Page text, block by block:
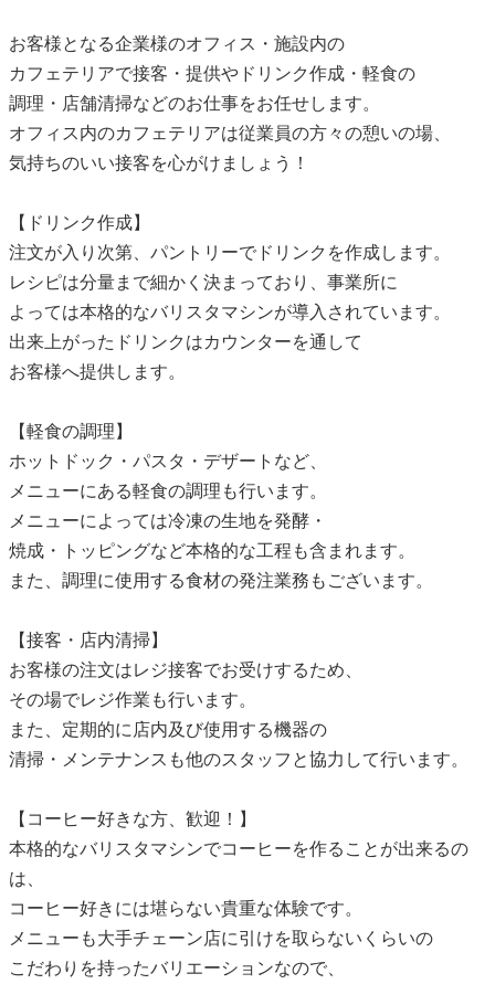
お客様となる企業様のオフィス・施設内の
カフェテリアで接客・提供やドリンク作成・軽食の
調理・店舗清掃などのお仕事をお任せします。
オフィス内のカフェテリアは従業員の方々の憩いの場、
気持ちのいい接客を心がけましょう！
【ドリンク作成】
注文が入り次第、パントリーでドリンクを作成します。
レシピは分量まで細かく決まっており、事業所に
よっては本格的なバリスタマシンが導入されています。
出来上がったドリンクはカウンターを通して
お客様へ提供します。
【軽食の調理】
ホットドック・パスタ・デザートなど、
メニューにある軽食の調理も行います。
メニューによっては冷凍の生地を発酵・
焼成・トッピングなど本格的な工程も含まれます。
また、調理に使用する食材の発注業務もございます。
【接客・店内清掃】
お客様の注文はレジ接客でお受けするため、
その場でレジ作業も行います。
また、定期的に店内及び使用する機器の
清掃・メンテナンスも他のスタッフと協力して行います。
【コーヒー好きな方、歓迎！】
本格的なバリスタマシンでコーヒーを作ることが出来るの
は、
コーヒー好きには堪らない貴重な体験です。
メニューも大手チェーン店に引けを取らないくらいの
こだわりを持ったバリエーションなので、